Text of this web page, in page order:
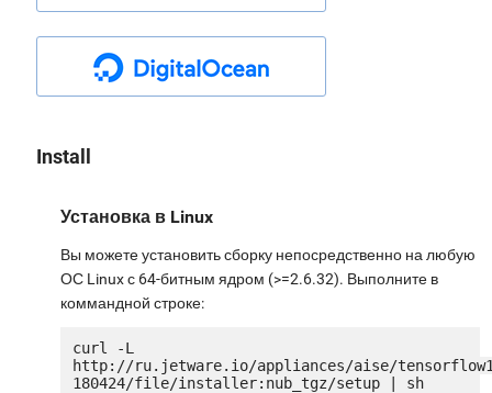
Install
Установка в Linux
Вы можете установить сборку непосредственно на любую
ОС Linux с 64-битным ядром (>=2.6.32). Выполните в
коммандной строке:
curl -L
http://ru.jetware.io/appliances/aise/